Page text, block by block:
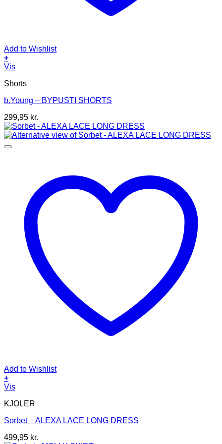
Add to Wishlist
+
Dette
har
varianter.
kan
vælges
på
varesiden
Vis
Shorts
b.Young – BYPUSTI SHORTS
299,95 kr.
Add to Wishlist
+
Dette
har
varianter.
kan
Vis
KJOLER
Sorbet – ALEXA LACE LONG DRESS
499,95 kr.